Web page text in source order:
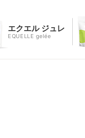
エクエル ジュレ
EQUELLE gelée